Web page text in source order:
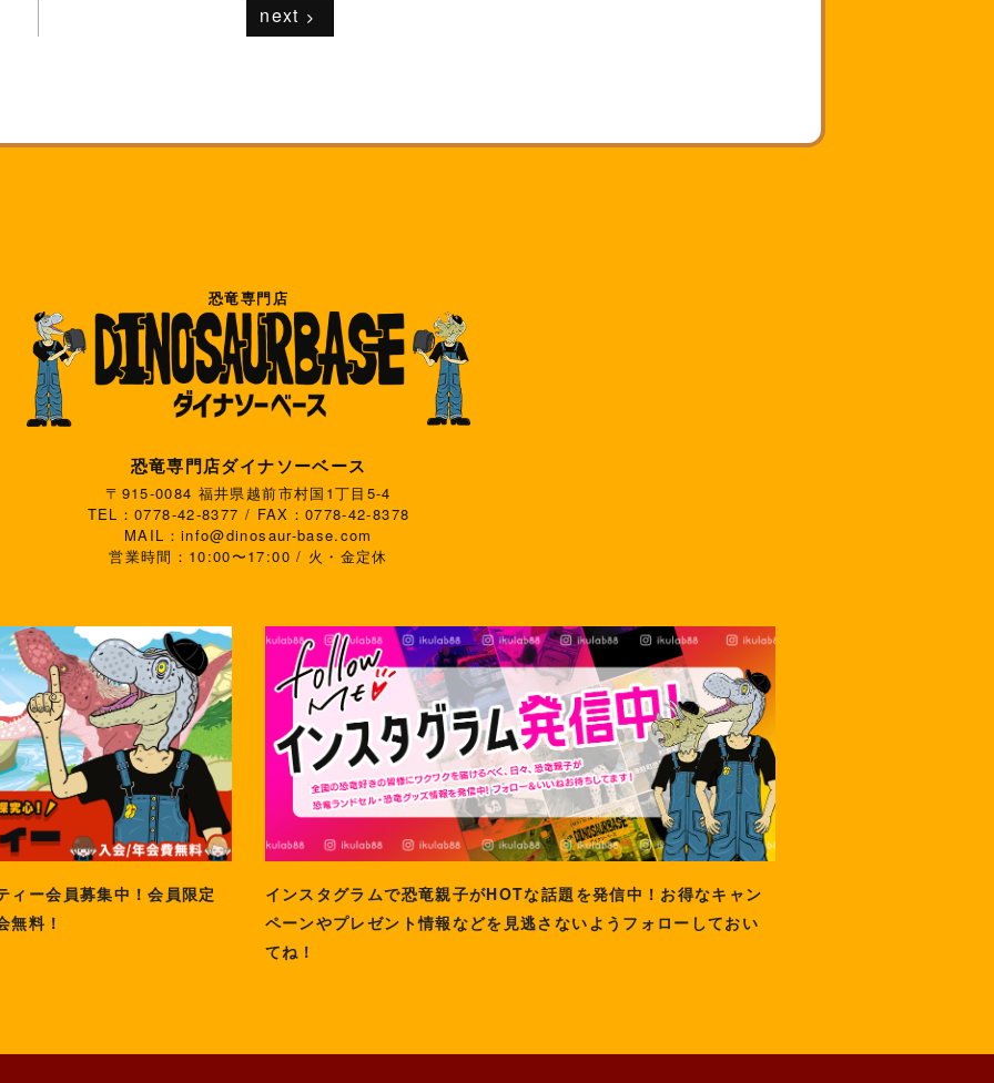
next
恐竜専門店
恐竜専門店ダイナソーベース
〒915-0084 福井県越前市村国1丁目5-4
TEL：0778-42-8377 / FAX：0778-42-8378
MAIL：info@dinosaur-base.com
営業時間：10:00〜17:00 / 火・金定休
ィー会員募集中！会員限定
無料！
インスタグラムで恐竜親子がHOTな話題を発信中！お得なキャン
ペーンやプレゼント情報などを見逃さないようフォローしておい
てね！